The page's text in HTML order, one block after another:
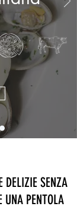
DELIZIE SENZA
UNA PENTOLA